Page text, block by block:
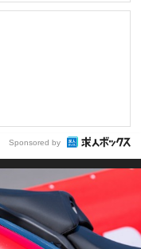
Sponsored by